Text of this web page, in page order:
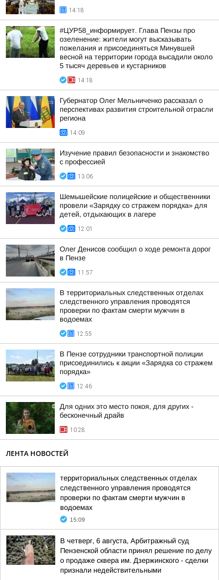
14:18
#ЦУР58_информирует. Глава Пензы про
озеленение: жители могут высказывать
пожелания и присоединяться Минувшей
весной на территории города высадили около
5 тысяч деревьев и кустарников
14:18
Губернатор Олег Мельниченко рассказал о
перспективах развития строительной отрасли
региона
14:09
Изучение правил безопасности и знакомство
с профессией
13:06
Шемышейские полицейские и общественники
провели «Зарядку со стражем порядка» для
детей, отдыхающих в лагере
12:01
Олег Денисов сообщил о ходе ремонта дорог
в Пензе
11:57
В территориальных следственных отделах
следственного управления проводятся
проверки по фактам смерти мужчин в
водоемах
12:55
В Пензе сотрудники транспортной полиции
присоединились к акции «Зарядка со стражем
порядка»
12:46
Для одних это место покоя, для других -
бесконечный драйв
10:28
ЛЕНТА НОВОСТЕЙ
территориальных следственных отделах
следственного управления проводятся
проверки по фактам смерти мужчин в
водоемах
15:09
В четверг, 6 августа, Арбитражный суд
Пензенской области принял решение по делу
о продаже сквера им. Дзержинского - сделки
признали недействительными